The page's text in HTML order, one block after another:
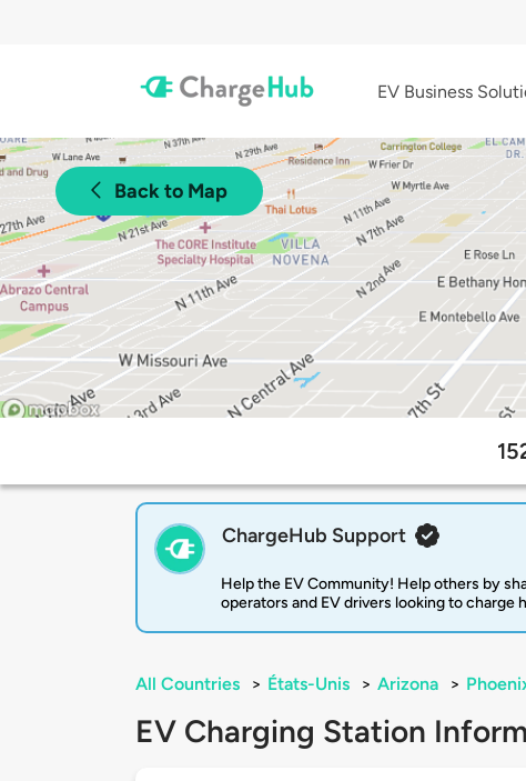
EV Business
Back to Map
ChargeHub Support
Help the EV Community! Help others by
operators and EV drivers looking to charge
All Countries > États-Unis > Arizona >
EV Charging Station